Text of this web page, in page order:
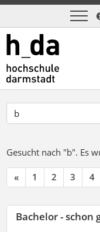
Gesucht nach "b". Es
« 1 2 3 4
Bachelor - schon